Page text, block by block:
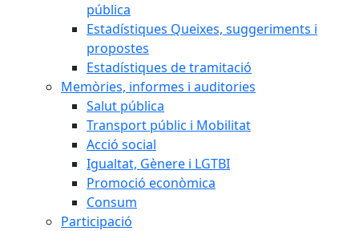
pública
Estadístiques Queixes, suggeriments i
propostes
Estadístiques de tramitació
Memòries, informes i auditories
Salut pública
Transport públic i Mobilitat
Acció social
Igualtat, Gènere i LGTBI
Promoció econòmica
Consum
Participació